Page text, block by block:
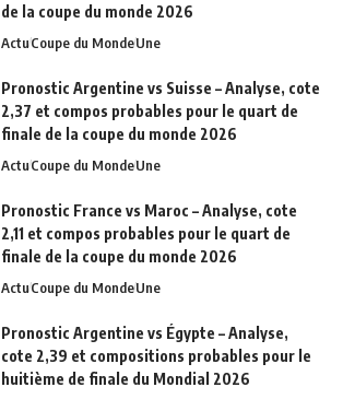
de la coupe du monde 2026
ActuCoupe du MondeUne
Pronostic Argentine vs Suisse – Analyse, cote
2,37 et compos probables pour le quart de
finale de la coupe du monde 2026
ActuCoupe du MondeUne
Pronostic France vs Maroc – Analyse, cote
2,11 et compos probables pour le quart de
finale de la coupe du monde 2026
ActuCoupe du MondeUne
Pronostic Argentine vs Égypte – Analyse,
cote 2,39 et compositions probables pour le
huitième de finale du Mondial 2026